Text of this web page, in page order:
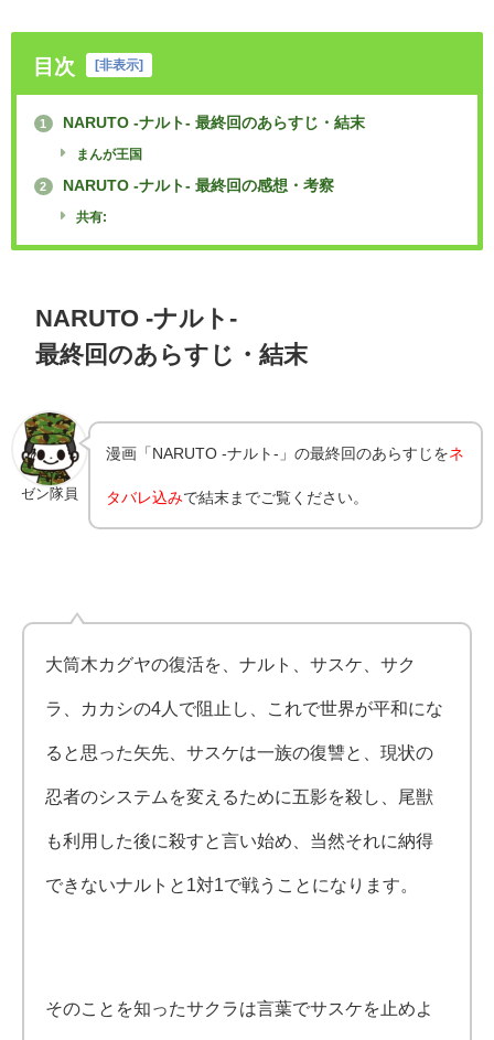
目次 [非表示]
1 NARUTO -ナルト- 最終回のあらすじ・結末
まんが王国
2 NARUTO -ナルト- 最終回の感想・考察
共有:
NARUTO -ナルト-
最終回のあらすじ・結末
ゼン隊員
漫画「NARUTO -ナルト-」の最終回のあらすじをネ
タバレ込みで結末までご覧ください。
大筒木カグヤの復活を、ナルト、サスケ、サク
ラ、カカシの4人で阻止し、これで世界が平和にな
ると思った矢先、サスケは一族の復讐と、現状の
忍者のシステムを変えるために五影を殺し、尾獣
も利用した後に殺すと言い始め、当然それに納得
できないナルトと1対1で戦うことになります。
そのことを知ったサクラは言葉でサスケを止めよ